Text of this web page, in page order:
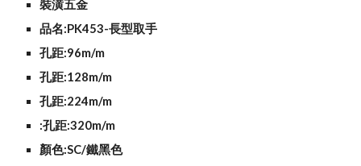
裝潢五金
品名:PK453-長型取手
孔距:96m/m
孔距:128m/m
孔距:224m/m
:孔距:320m/m
顏色:SC/鐵黑色